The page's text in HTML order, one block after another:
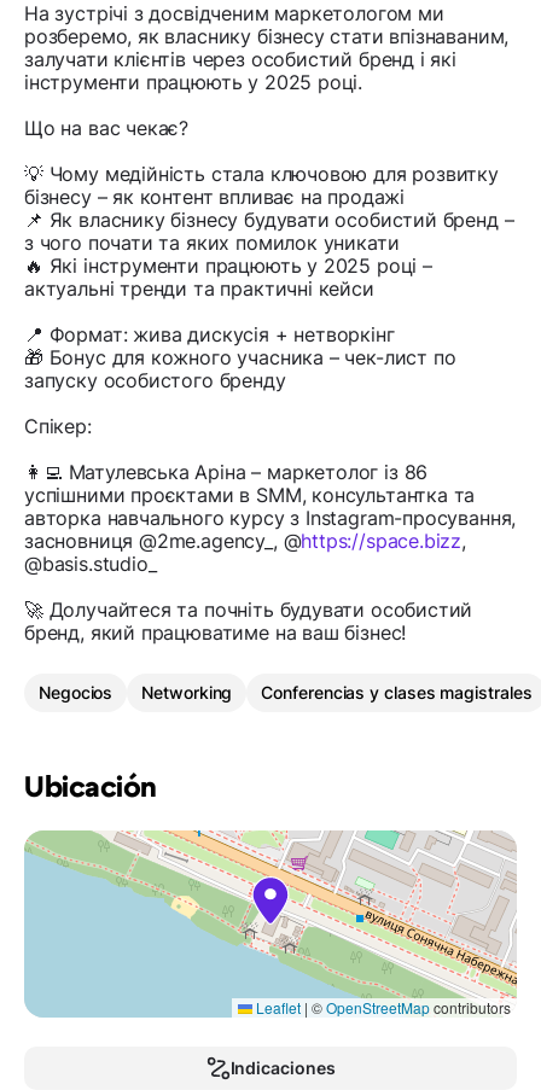
На зустрічі з досвідченим маркетологом ми
розберемо, як власнику бізнесу стати впізнаваним,
залучати клієнтів через особистий бренд і які
інструменти працюють у 2025 році.
Що на вас чекає?
💡 Чому медійність стала ключовою для розвитку
бізнесу – як контент впливає на продажі
📌 Як власнику бізнесу будувати особистий бренд –
з чого почати та яких помилок уникати
🔥 Які інструменти працюють у 2025 році –
актуальні тренди та практичні кейси
📍 Формат: жива дискусія + нетворкінг
🎁 Бонус для кожного учасника – чек-лист по
запуску особистого бренду
Спікер:
👩‍💻 Матулевська Аріна – маркетолог із 86
успішними проєктами в SMM, консультантка та
авторка навчального курсу з Instagram-просування,
засновниця @2me.agency_, @https://space.bizz,
@basis.studio_
🚀 Долучайтеся та почніть будувати особистий
бренд, який працюватиме на ваш бізнес!
Negocios Networking Conferencias y clases magistrales
Ubicación
Leaflet | ©OpenStreetMapcontributors
Indicaciones